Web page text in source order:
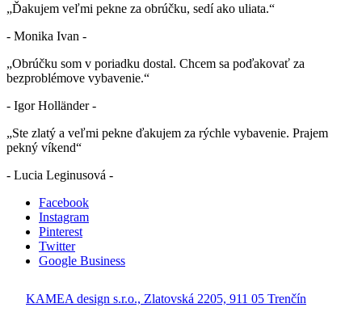
„Ďakujem veľmi pekne za obrúčku, sedí ako uliata.“
- Monika Ivan -
„Obrúčku som v poriadku dostal. Chcem sa poďakovať za
bezproblémove vybavenie.“
- Igor Holländer -
„Ste zlatý a veľmi pekne ďakujem za rýchle vybavenie. Prajem
pekný víkend“
- Lucia Leginusová -
Facebook
Instagram
Pinterest
Twitter
Google Business
KAMEA design s.r.o., Zlatovská 2205, 911 05 Trenčín